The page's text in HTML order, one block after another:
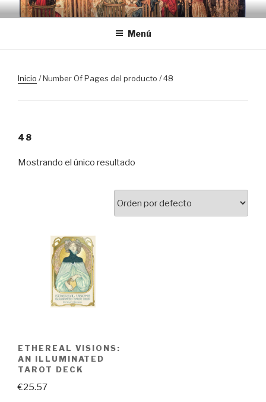
Saltar
al
Menú
Inicio / Number Of Pages del producto / 48
48
Mostrando el único resultado
ETHEREAL VISIONS:
AN ILLUMINATED
TAROT DECK
€25.57